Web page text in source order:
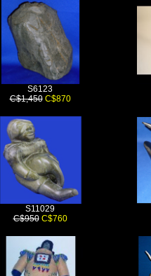
S6123
C$1,450 C$870
S11029
C$950 C$760